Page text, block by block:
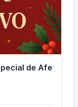
de Afeto -